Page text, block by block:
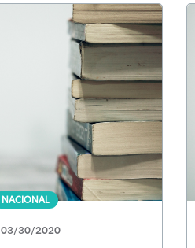
NACIONAL
03/30/2020